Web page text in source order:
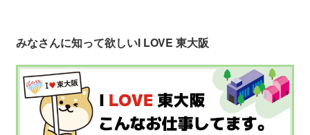
みなさんに知って欲しいI LOVE 東大阪